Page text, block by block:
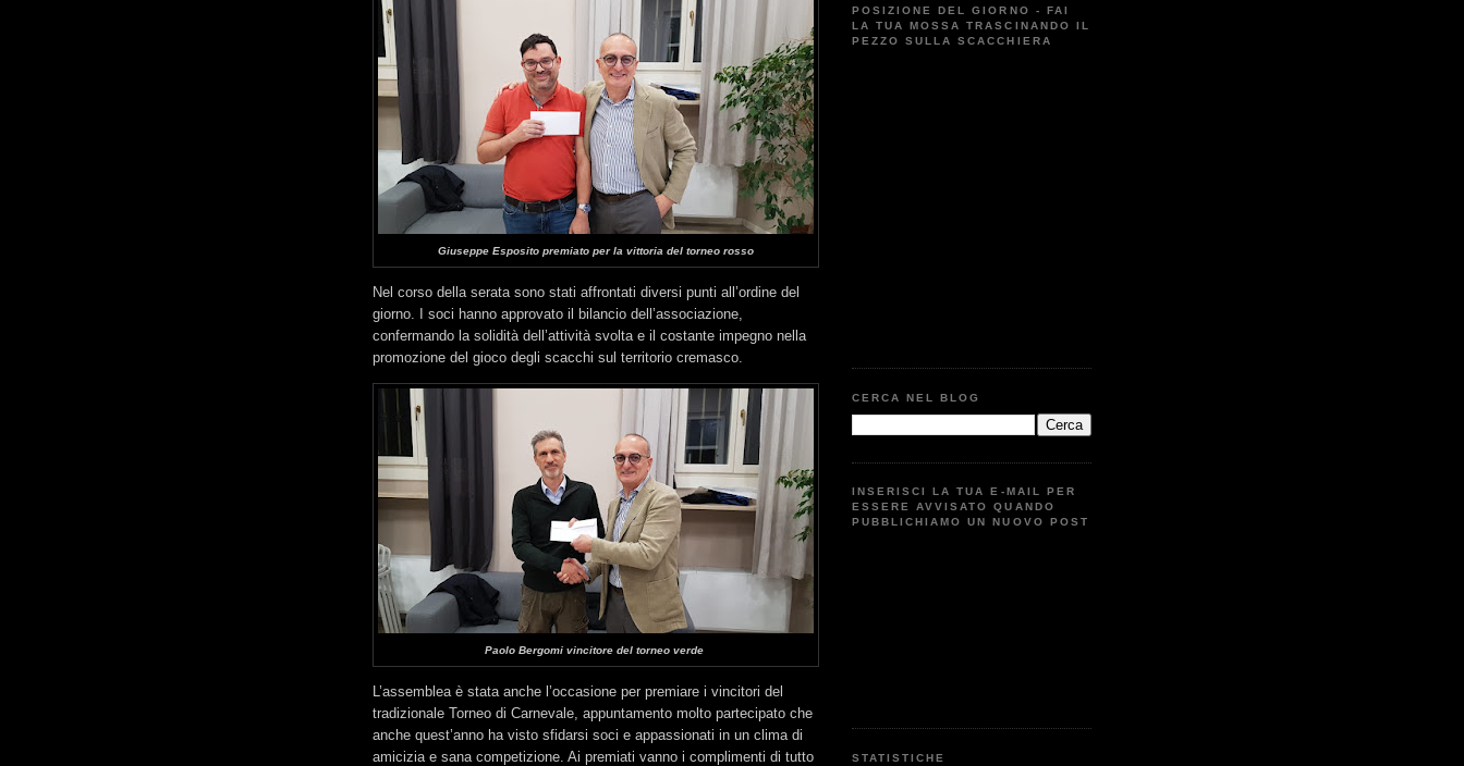
Giuseppe Esposito premiato per la vittoria del torneo rosso
Nel corso della serata sono stati affrontati diversi punti all’ordine del
giorno. I soci hanno approvato il bilancio dell’associazione,
confermando la solidità dell’attività svolta e il costante impegno nella
promozione del gioco degli scacchi sul territorio cremasco.
Paolo Bergomi vincitore del torneo verde
L’assemblea è stata anche l’occasione per premiare i vincitori del
tradizionale Torneo di Carnevale, appuntamento molto partecipato che
anche quest’anno ha visto sfidarsi soci e appassionati in un clima di
amicizia e sana competizione. Ai premiati vanno i complimenti di tutto
POSIZIONE DEL GIORNO - FAI
LA TUA MOSSA TRASCINANDO IL
PEZZO SULLA SCACCHIERA
CERCA NEL BLOG
INSERISCI LA TUA E-MAIL PER
ESSERE AVVISATO QUANDO
PUBBLICHIAMO UN NUOVO POST
STATISTICHE